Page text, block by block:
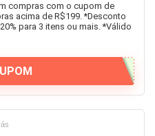
compras com o cupom de
acima de R$199. *Desconto
para 3 itens ou mais. *Válido